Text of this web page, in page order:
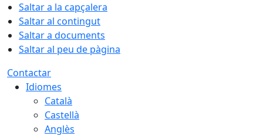
Saltar a la capçalera
Saltar al contingut
Saltar a documents
Saltar al peu de pàgina
Contactar
Idiomes
Català
Castellà
Anglès